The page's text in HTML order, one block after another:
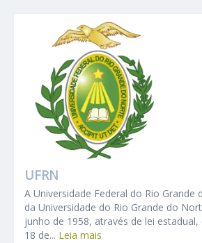
UFRN
A Universidade Federal do Rio Grande
da Universidade do Rio Grande do
junho de 1958, através de lei
18 de... Leia mais